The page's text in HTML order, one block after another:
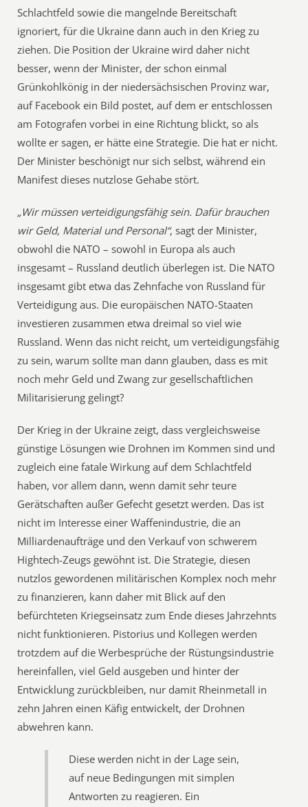
Schlachtfeld sowie die mangelnde Bereitschaft
ignoriert, für die Ukraine dann auch in den Krieg zu
ziehen. Die Position der Ukraine wird daher nicht
besser, wenn der Minister, der schon einmal
Grünkohlkönig in der niedersächsischen Provinz war,
auf Facebook ein Bild postet, auf dem er entschlossen
am Fotografen vorbei in eine Richtung blickt, so als
wollte er sagen, er hätte eine Strategie. Die hat er nicht.
Der Minister beschönigt nur sich selbst, während ein
Manifest dieses nutzlose Gehabe stört.
„Wir müssen verteidigungsfähig sein. Dafür brauchen
wir Geld, Material und Personal“, sagt der Minister,
obwohl die NATO – sowohl in Europa als auch
insgesamt – Russland deutlich überlegen ist. Die NATO
insgesamt gibt etwa das Zehnfache von Russland für
Verteidigung aus. Die europäischen NATO-Staaten
investieren zusammen etwa dreimal so viel wie
Russland. Wenn das nicht reicht, um verteidigungsfähig
zu sein, warum sollte man dann glauben, dass es mit
noch mehr Geld und Zwang zur gesellschaftlichen
Militarisierung gelingt?
Der Krieg in der Ukraine zeigt, dass vergleichsweise
günstige Lösungen wie Drohnen im Kommen sind und
zugleich eine fatale Wirkung auf dem Schlachtfeld
haben, vor allem dann, wenn damit sehr teure
Gerätschaften außer Gefecht gesetzt werden. Das ist
nicht im Interesse einer Waffenindustrie, die an
Milliardenaufträge und den Verkauf von schwerem
Hightech-Zeugs gewöhnt ist. Die Strategie, diesen
nutzlos gewordenen militärischen Komplex noch mehr
zu finanzieren, kann daher mit Blick auf den
befürchteten Kriegseinsatz zum Ende dieses Jahrzehnts
nicht funktionieren. Pistorius und Kollegen werden
trotzdem auf die Werbesprüche der Rüstungsindustrie
hereinfallen, viel Geld ausgeben und hinter der
Entwicklung zurückbleiben, nur damit Rheinmetall in
zehn Jahren einen Käfig entwickelt, der Drohnen
abwehren kann.
Diese werden nicht in der Lage sein,
auf neue Bedingungen mit simplen
Antworten zu reagieren. Ein